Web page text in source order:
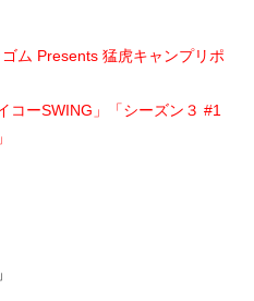
ム Presents 猛虎キャンプリポ
コーSWING」「シーズン３ #1